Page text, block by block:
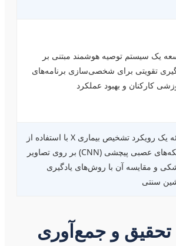
یک سیستم توصیه هوشمند مبتنی بر
تقویتی برای شخصی‌سازی برنامه‌های
کارکنان و بهبود عملکرد
ارائه یک رویکرد تشخیص بیماری X با استفاده از
شبکه‌های عصبی پیچشی (CNN) بر روی تصاویر
و مقایسه آن با روش‌های یادگیری
سنتی
تحقیق و جمع‌آوری